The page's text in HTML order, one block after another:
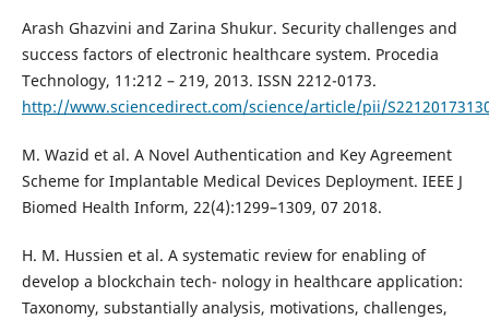
Arash Ghazvini and Zarina Shukur. Security challenges and
success factors of electronic healthcare system. Procedia
Technology, 11:212 – 219, 2013. ISSN 2212-0173.
http://www.sciencedirect.com/science/article/pii/
M. Wazid et al. A Novel Authentication and Key Agreement
Scheme for Implantable Medical Devices Deployment. IEEE J
Biomed Health Inform, 22(4):1299–1309, 07 2018.
H. M. Hussien et al. A systematic review for enabling of
develop a blockchain tech- nology in healthcare application:
Taxonomy, substantially analysis, motivations, challenges,